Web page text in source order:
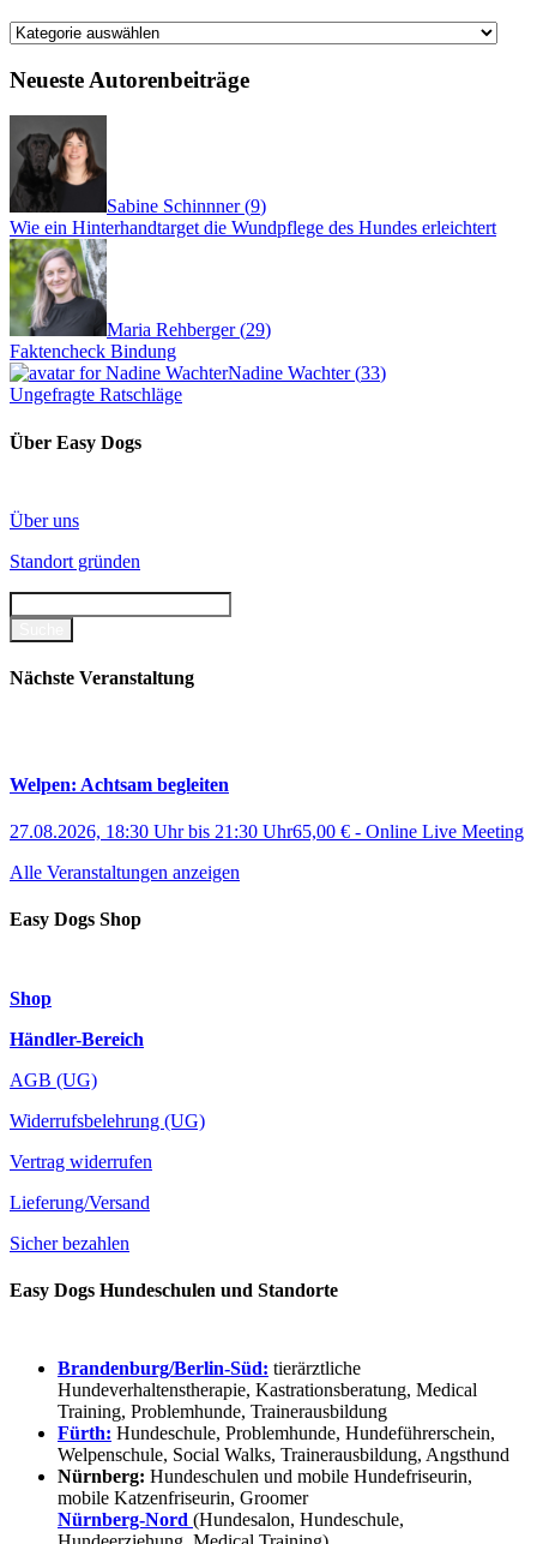
Kategorien
Neueste Autorenbeiträge
Sabine Schinnner(9)
Wie ein Hinterhandtarget die Wundpflege des Hundes erleichtert
Maria Rehberger(29)
Faktencheck Bindung
Nadine Wachter(33)
Ungefragte Ratschläge
Über Easy Dogs
Über uns
Standort gründen
Nächste Veranstaltung
Welpen: Achtsam begleiten
27.08.2026, 18:30 Uhrbis 21:30 Uhr65,00 € - Online Live Meeting
Alle Veranstaltungen anzeigen
Easy Dogs Shop
Shop
Händler-Bereich
AGB (UG)
Widerrufsbelehrung (UG)
Vertrag widerrufen
Lieferung/Versand
Sicher bezahlen
Easy Dogs Hundeschulen und Standorte
Brandenburg/Berlin-Süd: tierärztliche
Hundeverhaltenstherapie, Kastrationsberatung, Medical
Training, Problemhunde, Trainerausbildung
Fürth: Hundeschule, Problemhunde, Hundeführerschein,
Welpenschule, Social Walks, Trainerausbildung, Angsthund
Nürnberg: Hundeschulen und mobile Hundefriseurin,
mobile Katzenfriseurin, Groomer
Nürnberg-Nord (Hundesalon, Hundeschule,